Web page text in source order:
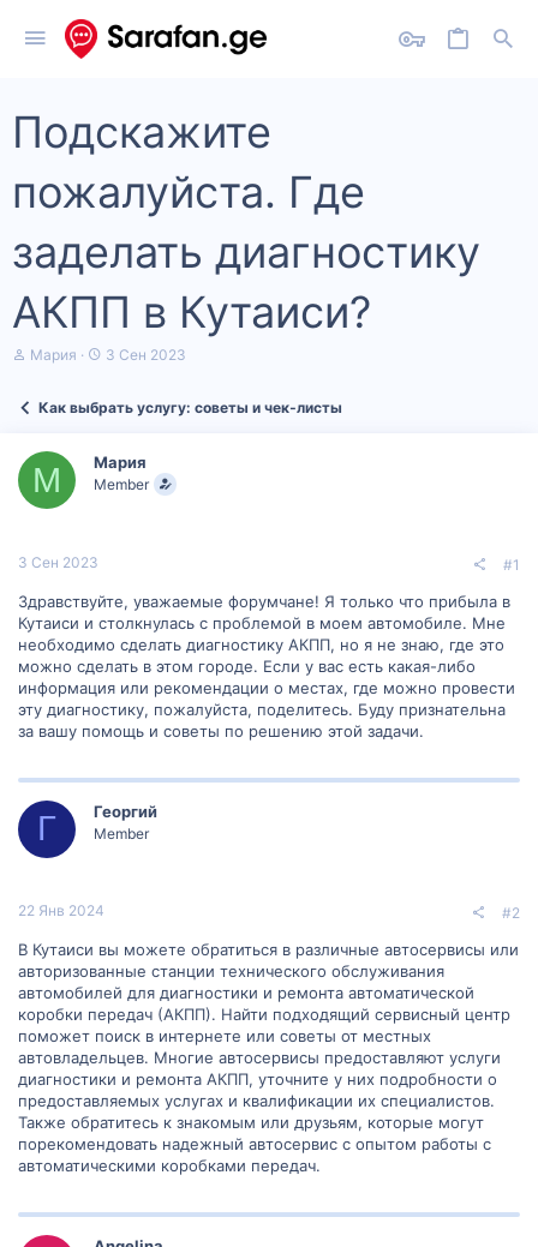
Подскажите
пожалуйста. Где
заделать диагностику
АКПП в Кутаиси?
А
т
е
м
ы
Мария
Д
а
ч
а
3 Сен 2023
Как выбрать услугу: советы и чек‑листы
М Мария
Member
3 Сен 2023 #1
Здравствуйте, уважаемые форумчане! Я только что прибыла в
Кутаиси и столкнулась с проблемой в моем автомобиле. Мне
необходимо сделать диагностику АКПП, но я не знаю, где это
можно сделать в этом городе. Если у вас есть какая-либо
информация или рекомендации о местах, где можно провести
эту диагностику, пожалуйста, поделитесь. Буду признательна
за вашу помощь и советы по решению этой задачи.
Г Георгий
Member
22 Янв 2024 #2
В Кутаиси вы можете обратиться в различные автосервисы или
авторизованные станции технического обслуживания
автомобилей для диагностики и ремонта автоматической
коробки передач (АКПП). Найти подходящий сервисный центр
поможет поиск в интернете или советы от местных
автовладельцев. Многие автосервисы предоставляют услуги
диагностики и ремонта АКПП, уточните у них подробности о
предоставляемых услугах и квалификации их специалистов.
Также обратитесь к знакомым или друзьям, которые могут
порекомендовать надежный автосервис с опытом работы с
автоматическими коробками передач.